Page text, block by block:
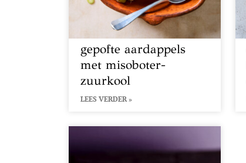
gepofte aardappels
met misoboter-
zuurkool
LEES VERDER »